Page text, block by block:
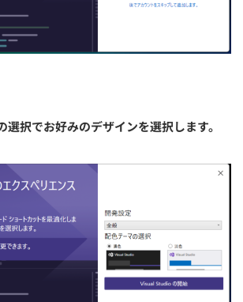
選択でお好みのデザインを選択します。